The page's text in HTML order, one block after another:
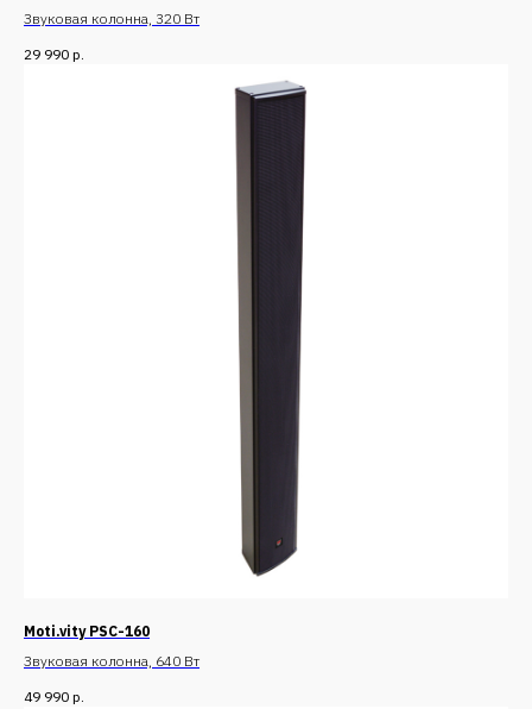
Звуковая колонна, 320 Вт
29 990 р.
Moti.vity PSC-160
Звуковая колонна, 640 Вт
49 990 р.